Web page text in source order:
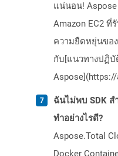
แน่นอน! Aspose
Amazon EC2
ความยืดหยุ่นขอ
กับ[แนวทางปฏิ
ฉันไม่พบ SDK
ทำอย่างไรดี?
Aspose.Total
Docker